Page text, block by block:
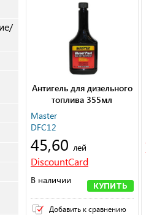
Антигель для дизельного
топлива 355мл
Master
DFC12
45,60 лей
DiscountCard
В наличии
КУПИТЬ
Добавить к сравнению